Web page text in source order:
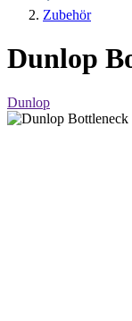
Zubehör
Dunlop
Dunlop